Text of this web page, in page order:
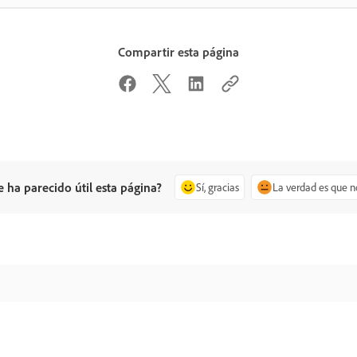
Compartir esta página
ha parecido útil esta página? Sí, gracias La verdad es que